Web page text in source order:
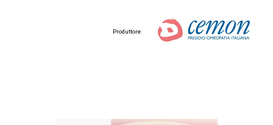
Produttore: